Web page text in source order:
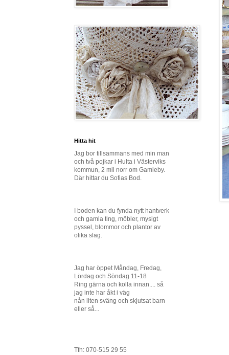
Hitta hit
Jag bor tillsammans med min man
och två pojkar i Hulta i Västerviks
kommun, 2 mil norr om Gamleby.
Där hittar du Sofias Bod.
I boden kan du fynda nytt hantverk
och gamla ting, möbler, mysigt
pyssel, blommor och plantor av
olika slag.
Jag har öppet Måndag, Fredag,
Lördag och Söndag 11-18
Ring gärna och kolla innan.... så
jag inte har åkt i väg
nån liten sväng och skjutsat barn
eller så...
Tfn: 070-515 29 55